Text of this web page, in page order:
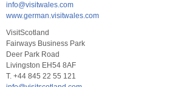
info@visitwales.com
www.german.visitwales.com
VisitScotland
Fairways Business Park
Deer Park Road
Livingston EH54 8AF
T. +44 845 22 55 121